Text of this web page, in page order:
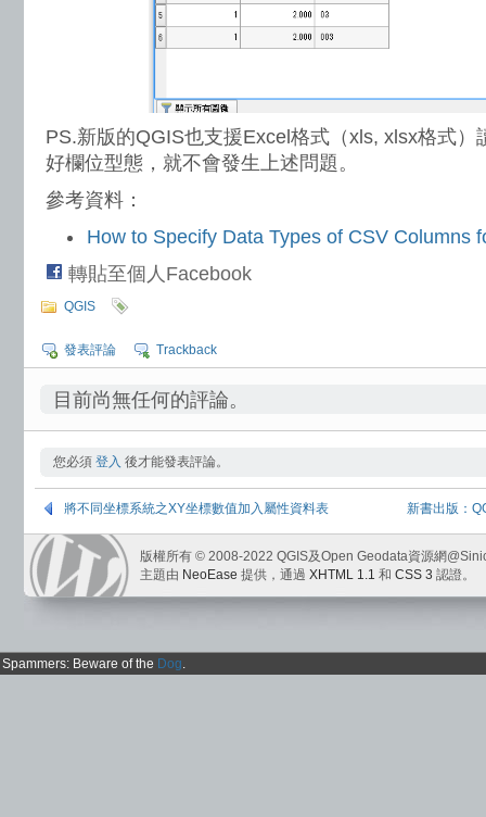
PS.新版的QGIS也支援Excel格式（xls, xlsx格式）
好欄位型態，就不會發生上述問題。
參考資料：
How to Specify Data Types of CSV Columns
轉貼至個人Facebook
QGIS
發表評論 Trackback
目前尚無任何的評論。
您必須 登入 後才能發表評論。
將不同坐標系統之XY坐標數值加入屬性資料表 新書出版：
版權所有 © 2008-2022 QGIS及Open Geodata資源網
主題由 NeoEase 提供，通過 XHTML 1.1 和 CSS 3 認證。
Spammers: Beware of the Dog.